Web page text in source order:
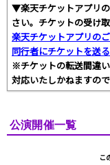
▼楽天チケットアプリ
さい。チケットの受け
楽天チケットアプリの
同行者にチケットを送
※チケットの転送間違
対応いたしかねますの
公演開催一覧
こ